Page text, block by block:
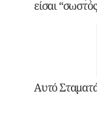
είσαι
Αυτό